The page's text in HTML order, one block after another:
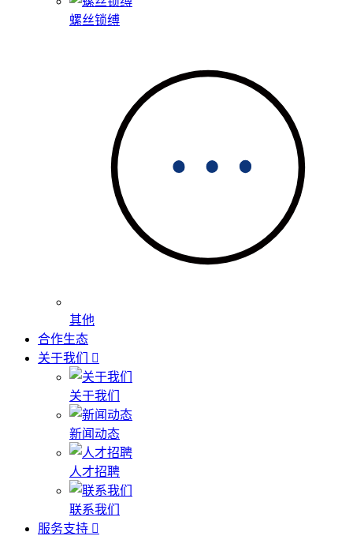
螺丝锁缚
其他
合作生态
关于我们
关于我们
新闻动态
人才招聘
联系我们
服务支持